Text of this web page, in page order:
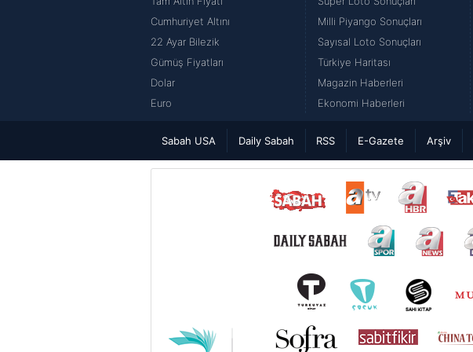
Cumhuriyet Altını
22 Ayar Bilezik
Gümüş Fiyatları
Dolar
Euro
Milli Piyango Sonuçları
Sayısal Loto Sonuçları
Türkiye Haritası
Magazin Haberleri
Ekonomi Haberleri
Sabah USA Daily Sabah RSS E-Gazete Arşiv